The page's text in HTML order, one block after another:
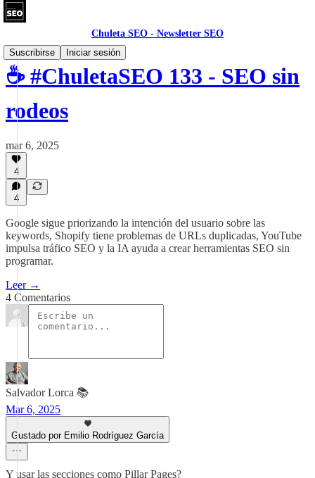
Chuleta SEO - Newsletter SEO
Suscribirse
Iniciar sesión
☕ #ChuletaSEO 133 - SEO sin
rodeos
mar 6, 2025
4
4
Google sigue priorizando la intención del usuario sobre las
keywords, Shopify tiene problemas de URLs duplicadas, YouTube
impulsa tráfico SEO y la IA ayuda a crear herramientas SEO sin
programar.
Leer →
4 Comentarios
Salvador Lorca 📚
Mar 6, 2025
Gustado por Emilio Rodríguez García
Y usar las secciones como Pillar Pages?